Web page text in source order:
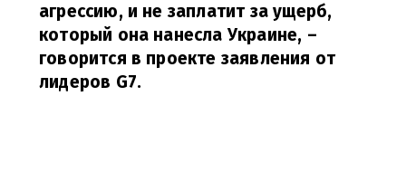
агрессию, и не заплатит за ущерб,
который она нанесла Украине, –
говорится в проекте заявления от
лидеров G7.